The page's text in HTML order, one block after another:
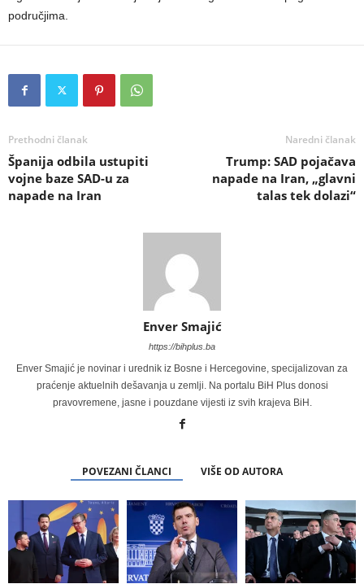
područjima.
Prethodni članak
Španija odbila ustupiti
vojne baze SAD-u za
napade na Iran
Naredni članak
Trump: SAD pojačava
napade na Iran, „glavni
talas tek dolazi“
Enver Smajić
https://bihplus.ba
Enver Smajić je novinar i urednik iz Bosne i Hercegovine, specijalizovan za
praćenje aktuelnih dešavanja u zemlji. Na portalu BiH Plus donosi
pravovremene, jasne i pouzdane vijesti iz svih krajeva BiH.
POVEZANI ČLANCI VIŠE OD AUTORA